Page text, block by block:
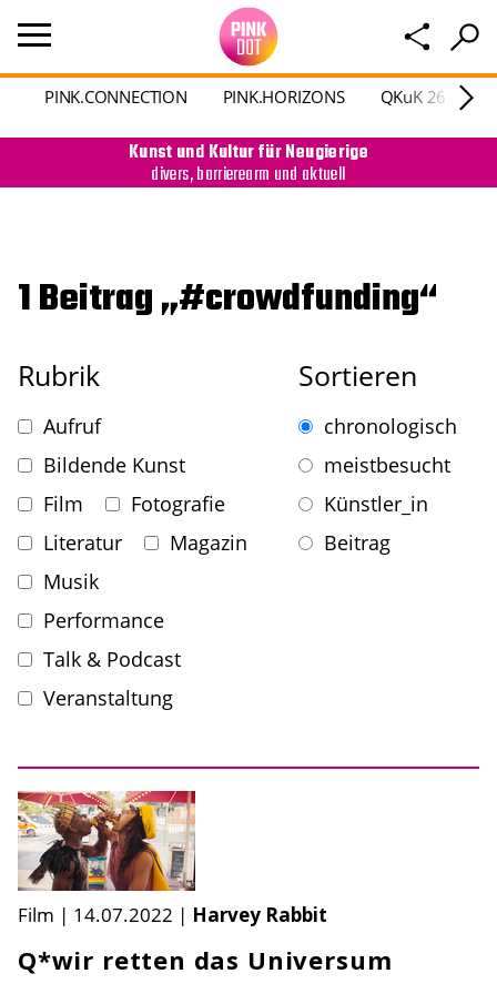
PINK.CONNECTION PINK.HORIZONS QKuK 26
Kunst und Kultur für Neugierige
divers, barrierearm und aktuell
1 Beitrag „#crowdfunding“
Rubrik
Aufruf
Bildende Kunst
Film
Fotografie
Literatur
Magazin
Musik
Performance
Talk & Podcast
Veranstaltung
Sortieren
chronologisch
meistbesucht
Künstler_in
Beitrag
Film | 14.07.2022 | Harvey Rabbit
Q*wir retten das Universum